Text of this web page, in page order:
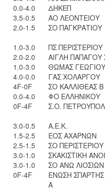
0.0-4.0
ΔΗΚΕΠ
3.5-0.5
ΑΟ ΛΕΟΝΤΕΙΟΥ
2.0-1.5
ΣΟ ΠΑΓΚΡΑΤΙΟΥ
1.0-3.0
ΠΣ ΠΕΡΙΣΤΕΡΙΟΥ
2.0-2.0
ΑΙΓΛΗ ΠΑΠΑΓΟΥ
1.0-3.0
ΘΩΜΑΣ ΓΕΩΓΙΟΥ
4.0-0.0
ΓΑΣ ΧΟΛΑΡΓΟΥ
4F-0F
ΣΟ ΚΑΛΛΙΘΕΑΣ Β
0.0-4.0
ΦΟ ΕΛΛΗΝΙΚΟΥ
0F-4F
Σ.Ο.
3.0-0.5
Α.Ε.Κ.
1.5-2.5
ΕΟΣ ΑΧΑΡΝΩΝ
2.5-1.5
ΣΟ ΠΕΡΙΣΤΕΡΙΟΥ
3.0-1.0
ΣΚΑΚΙΣΤΙΚΗ
3.0-1.0
ΣΟ ΑΝΩ
0F-4F
ΕΝΩΣΗ ΣΠΑΡΤΗΣ
Α